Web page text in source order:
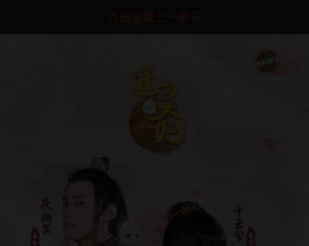
点击加载上一章节